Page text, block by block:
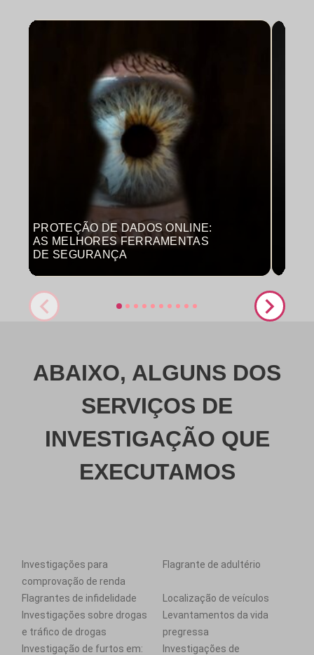
PROTEÇÃO DE DADOS ONLINE:
AS MELHORES FERRAMENTAS
DE SEGURANÇA
ABAIXO, ALGUNS DOS
SERVIÇOS DE
INVESTIGAÇÃO QUE
EXECUTAMOS
Investigações para
comprovação de renda
Flagrante de adultério
Flagrantes de infidelidade
Localização de veículos
Investigações sobre drogas
e tráfico de drogas
Levantamentos da vida
pregressa
Investigação de furtos em:
Investigações de